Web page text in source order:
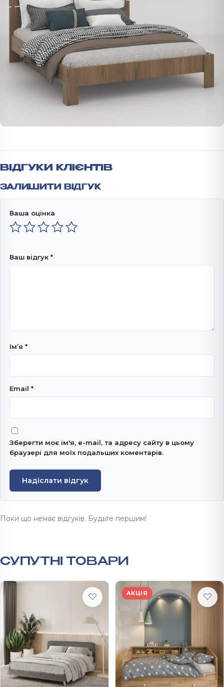
ВІДГУКИ КЛІЄНТІВ
ЗАЛИШИТИ ВІДГУК
Ваша оцінка
Ваш відгук *
Імʼя *
Email *
Зберегти моє ім'я, e-mail, та адресу сайту в цьому
браузері для моїх подальших коментарів.
Надіслати відгук
Поки що немає відгуків. Будьте першим!
СУПУТНІ ТОВАРИ
АКЦІЯ